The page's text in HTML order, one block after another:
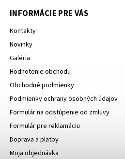
INFORMÁCIE PRE VÁS
Kontakty
Novinky
Galéria
Hodnotenie obchodu
Obchodné podmienky
Podmienky ochrany osobných údajov
Formulár na odstúpenie od zmluvy
Formulár pre reklamáciu
Doprava a platby
Moja objednávka